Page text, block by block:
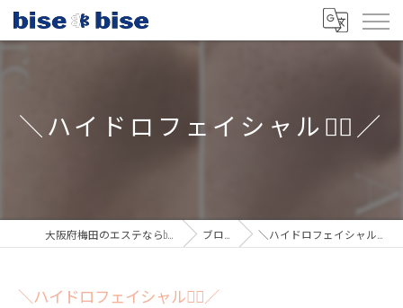
＼ハイドロフェイシャル💆‍♀️／
大阪府梅田のエステならbisebise ブログ ＼ハイドロフェイシャル💆‍♀️／
＼ハイドロフェイシャル💆‍♀️／